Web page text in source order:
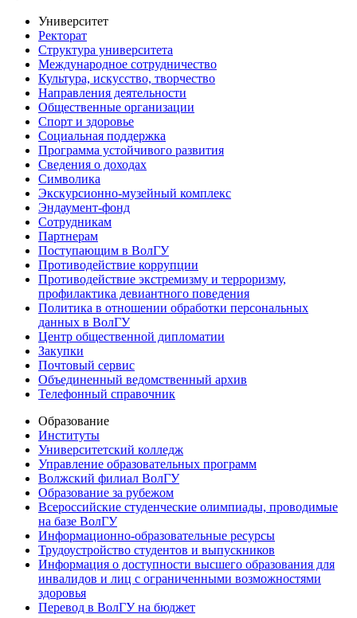
Университет
Ректорат
Структура университета
Международное сотрудничество
Культура, искусство, творчество
Направления деятельности
Общественные организации
Спорт и здоровье
Социальная поддержка
Программа устойчивого развития
Сведения о доходах
Символика
Экскурсионно-музейный комплекс
Эндаумент-фонд
Сотрудникам
Партнерам
Поступающим в ВолГУ
Противодействие коррупции
Противодействие экстремизму и терроризму,
профилактика девиантного поведения
Политика в отношении обработки персональных
данных в ВолГУ
Центр общественной дипломатии
Закупки
Почтовый сервис
Объединенный ведомственный архив
Телефонный справочник
Образование
Институты
Университетский колледж
Управление образовательных программ
Волжский филиал ВолГУ
Образование за рубежом
Всероссийские студенческие олимпиады, проводимые
на базе ВолГУ
Информационно-образовательные ресурсы
Трудоустройство студентов и выпускников
Информация о доступности высшего образования для
инвалидов и лиц с ограниченными возможностями
здоровья
Перевод в ВолГУ на бюджет